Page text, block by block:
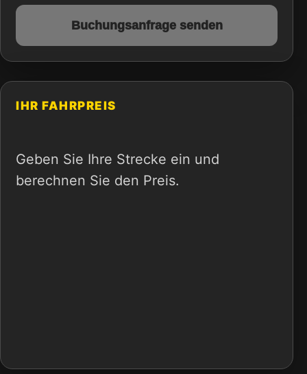
Buchungsanfrage senden
IHR FAHRPREIS
Geben Sie Ihre Strecke ein und
berechnen Sie den Preis.